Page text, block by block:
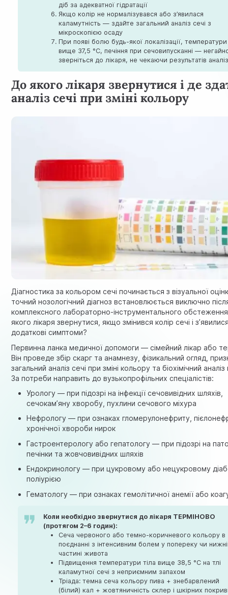
діб за адекватної гідратації
Якщо колір не нормалізувався або з’явилася
каламутність — здайте загальний аналіз сечі з
мікроскопією осаду
При появі болю будь-якої локалізації, температури
вище 37,5 °C, печіння при сечовипусканні —
зверніться до лікаря, не чекаючи результатів
До якого лікаря звернутися і де
аналіз сечі при зміні кольору
Діагностика за кольором сечі починається з візуальної
точний нозологічний діагноз встановлюється виключно
комплексного лабораторно-інструментального
якого лікаря звернутися, якщо змінився колір сечі і
додаткові симптоми?
Первинна ланка медичної допомоги — сімейний лікар або
Він проведе збір скарг та анамнезу, фізикальний огляд,
загальний аналіз сечі при зміні кольору та біохімічний аналіз
За потреби направить до вузькопрофільних спеціалістів:
Урологу — при підозрі на інфекції сечовивідних шляхів,
сечокам’яну хворобу, пухлини сечового міхура
Нефрологу — при ознаках гломерулонефриту,
хронічної хвороби нирок
Гастроентерологу або гепатологу — при підозрі на
печінки та жовчовивідних шляхів
Ендокринологу — при цукровому або нецукровому
поліурією
Гематологу — при ознаках гемолітичної анемії або
Коли необхідно звернутися до лікаря ТЕРМІНОВО
(протягом 2–6 годин):
Сеча червоного або темно-коричневого кольору в
поєднанні з інтенсивним болем у попереку чи
частині живота
Підвищення температури тіла вище 38,5 °C на тлі
каламутної сечі з неприємним запахом
Тріада: темна сеча кольору пива + знебарвлений
(білий) кал + жовтяничність склер і шкірних